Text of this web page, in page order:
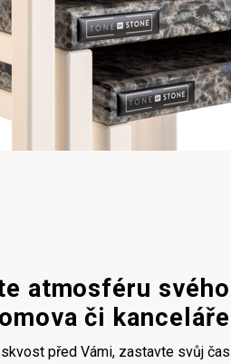
atmosféru svého
či kanceláře
před Vámi, zastavte svůj čas